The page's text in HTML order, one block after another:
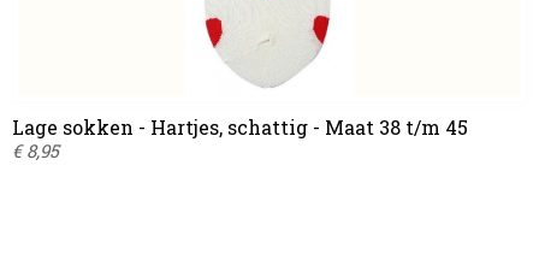
Lage sokken - Hartjes, schattig - Maat 38 t/m 45
€ 8,95